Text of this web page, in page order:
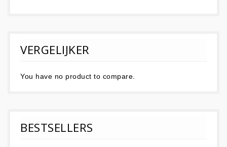
VERGELIJKER
You have no product to compare.
BESTSELLERS